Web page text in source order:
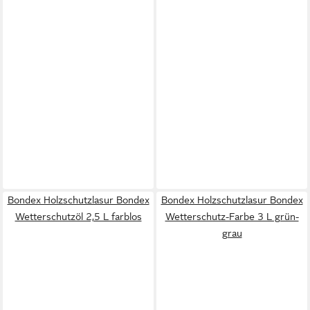
Bondex Holzschutzlasur Bondex
Wetterschutzöl 2,5 L farblos
Bondex Holzschutzlasur Bondex
Wetterschutz-Farbe 3 L grün-
grau